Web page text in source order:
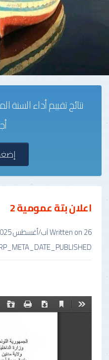
نتائج تقييم أداء السنة
اعلان بتة عمومية 2
Written on26 آب/أغسطس 2025